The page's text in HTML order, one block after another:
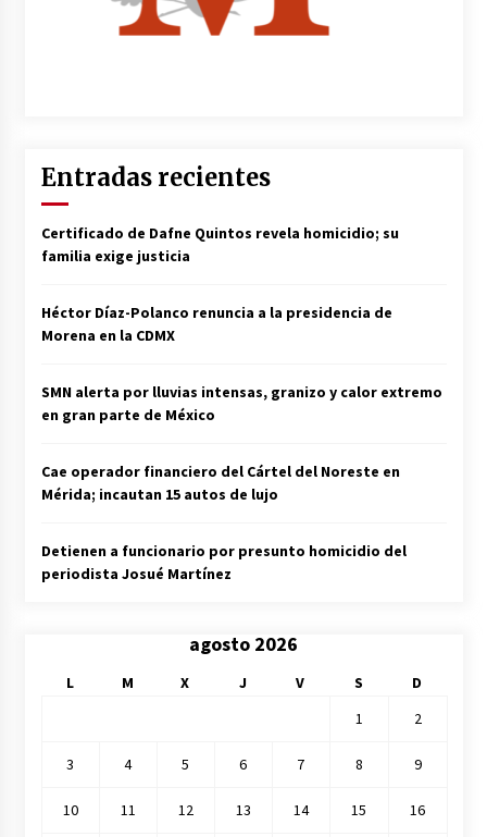
Entradas recientes
Certificado de Dafne Quintos revela homicidio; su
familia exige justicia
Héctor Díaz-Polanco renuncia a la presidencia de
Morena en la CDMX
SMN alerta por lluvias intensas, granizo y calor extremo
en gran parte de México
Cae operador financiero del Cártel del Noreste en
Mérida; incautan 15 autos de lujo
Detienen a funcionario por presunto homicidio del
periodista Josué Martínez
agosto 2026
L M X J V S
D
1
2
3 4 5 6 7 8 9
10 11 12 13 14 15 16